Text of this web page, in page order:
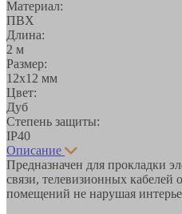
Материал:
ПВХ
Длина:
2 м
Размер:
12х12 мм
Цвет:
Дуб
Степень защиты:
IP40
Описание
Предназначен для прокладки
связи, телевизионных
помещений не нарушая